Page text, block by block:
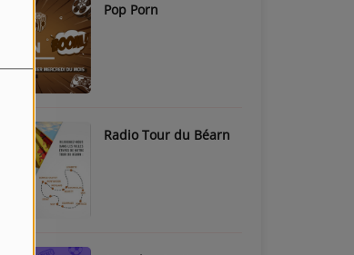
Pop Porn
Radio Tour du Béarn